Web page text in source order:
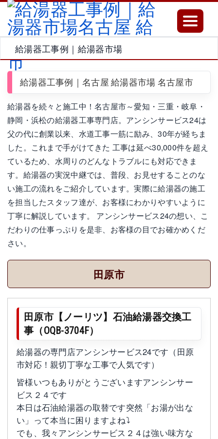
Toggle
給湯器工事例｜給湯器市場
給湯器工事例｜名古屋 給湯器市場 名古屋市
給湯器を続々と施工中！名古屋市～愛知・三重・岐阜・
静岡・浜松の給湯器工事専門店。アンシンサービス24は
父の代に創業以来、水道工事一筋に励み、30年が経ちま
した。これまで手がけてきた 工事は延べ30,000件を超え
ているため、水周りのどんなトラブルにも対応できま
す。給湯器の実況中継では、普段、お見せすることのな
い施工の流れをご紹介しています。実際に給湯器の施工
を担当したスタッフ達が、お客様にわかりやすいように
丁寧に解説しています。 アンシンサービス24の想い、こ
だわりの仕事っぷりを是非、お客様の目でお確かめくだ
さい。
田原市
田原市【ノーリツ】石油給湯器交換工
事（OQB-3704F）
給湯器の専門店アンシンサービス24です（田原
市対応！親切丁寧な工事で人気です）
皆様いつもありがとうございますアンシンサー
ビス２４です
本日は石油給湯器の取替です突然「お湯が出な
い」って本当に困りますよね⤵
でも、我々アンシンサービス２４は強い味方な